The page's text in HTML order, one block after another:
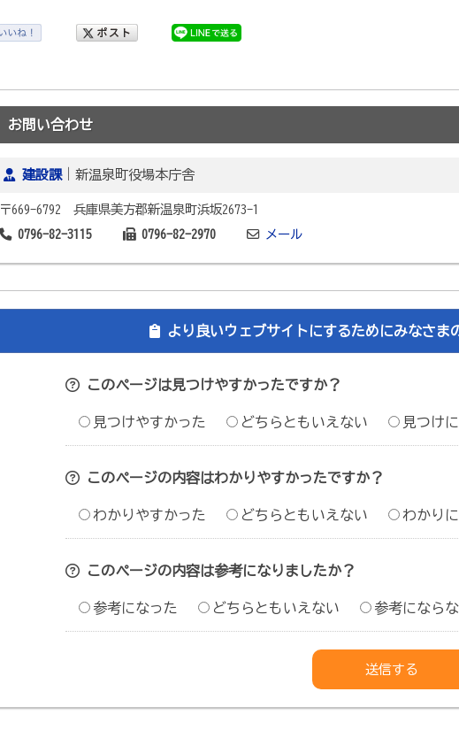
お問い合わせ
建設課｜新温泉町役場本庁舎
〒669-6792 兵庫県美方郡新温泉町浜坂2673-1
0796-82-3115
0796-82-2970 メール
より良いウェブサイトにするためにみなさま
このページは見つけやすかったですか？
見つけやすかった どちらともいえない 見つけ
このページの内容はわかりやすかったですか？
わかりやすかった どちらともいえない わかり
このページの内容は参考になりましたか？
参考になった どちらともいえない 参考になら